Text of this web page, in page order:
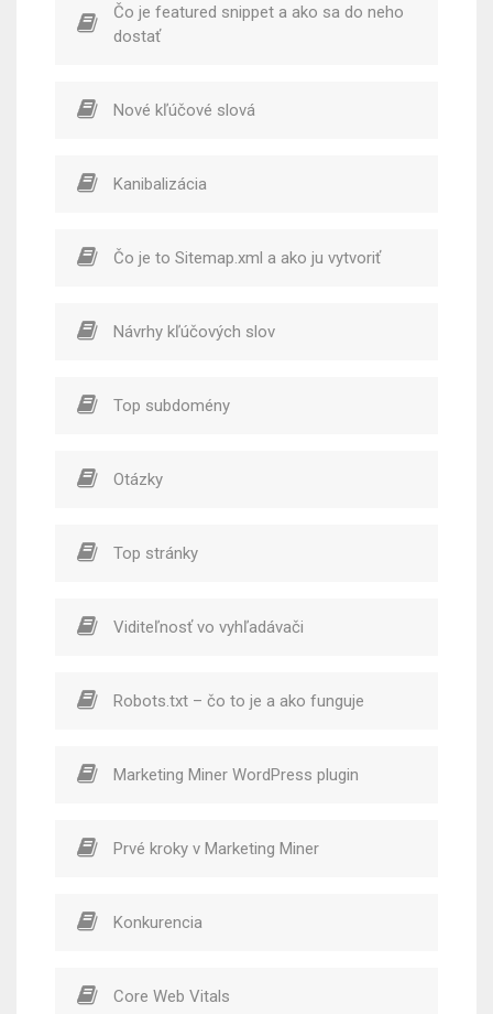
Čo je featured snippet a ako sa do neho
dostať
Nové kľúčové slová
Kanibalizácia
Čo je to Sitemap.xml a ako ju vytvoriť
Návrhy kľúčových slov
Top subdomény
Otázky
Top stránky
Viditeľnosť vo vyhľadávači
Robots.txt – čo to je a ako funguje
Marketing Miner WordPress plugin
Prvé kroky v Marketing Miner
Konkurencia
Core Web Vitals